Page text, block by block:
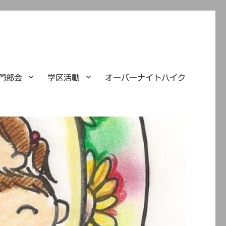
部会 学区活動 オーバーナイトハイク